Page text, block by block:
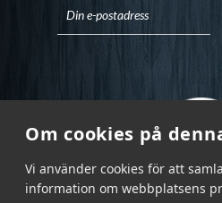
Om cookies på
Vi använder cookies för att
information om webbplatsens